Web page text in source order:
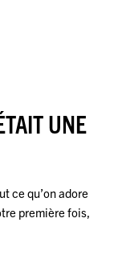
UNE
ce qu’on adore
première fois,